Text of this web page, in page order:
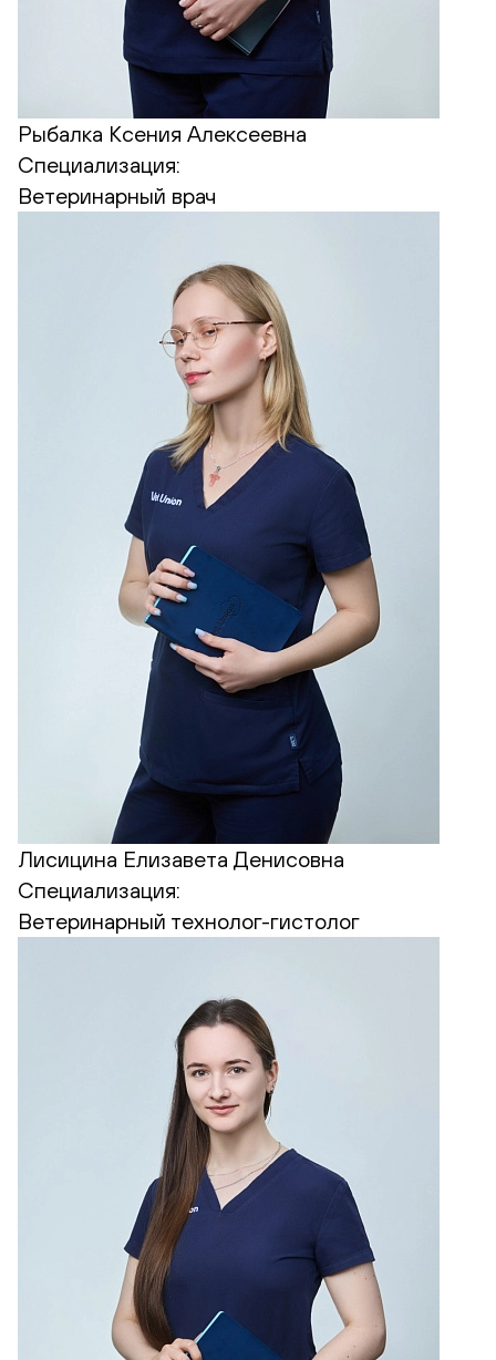
Рыбалка Ксения Алексеевна
Специализация:
Ветеринарный врач
Лисицина Елизавета Денисовна
Специализация:
Ветеринарный технолог-гистолог